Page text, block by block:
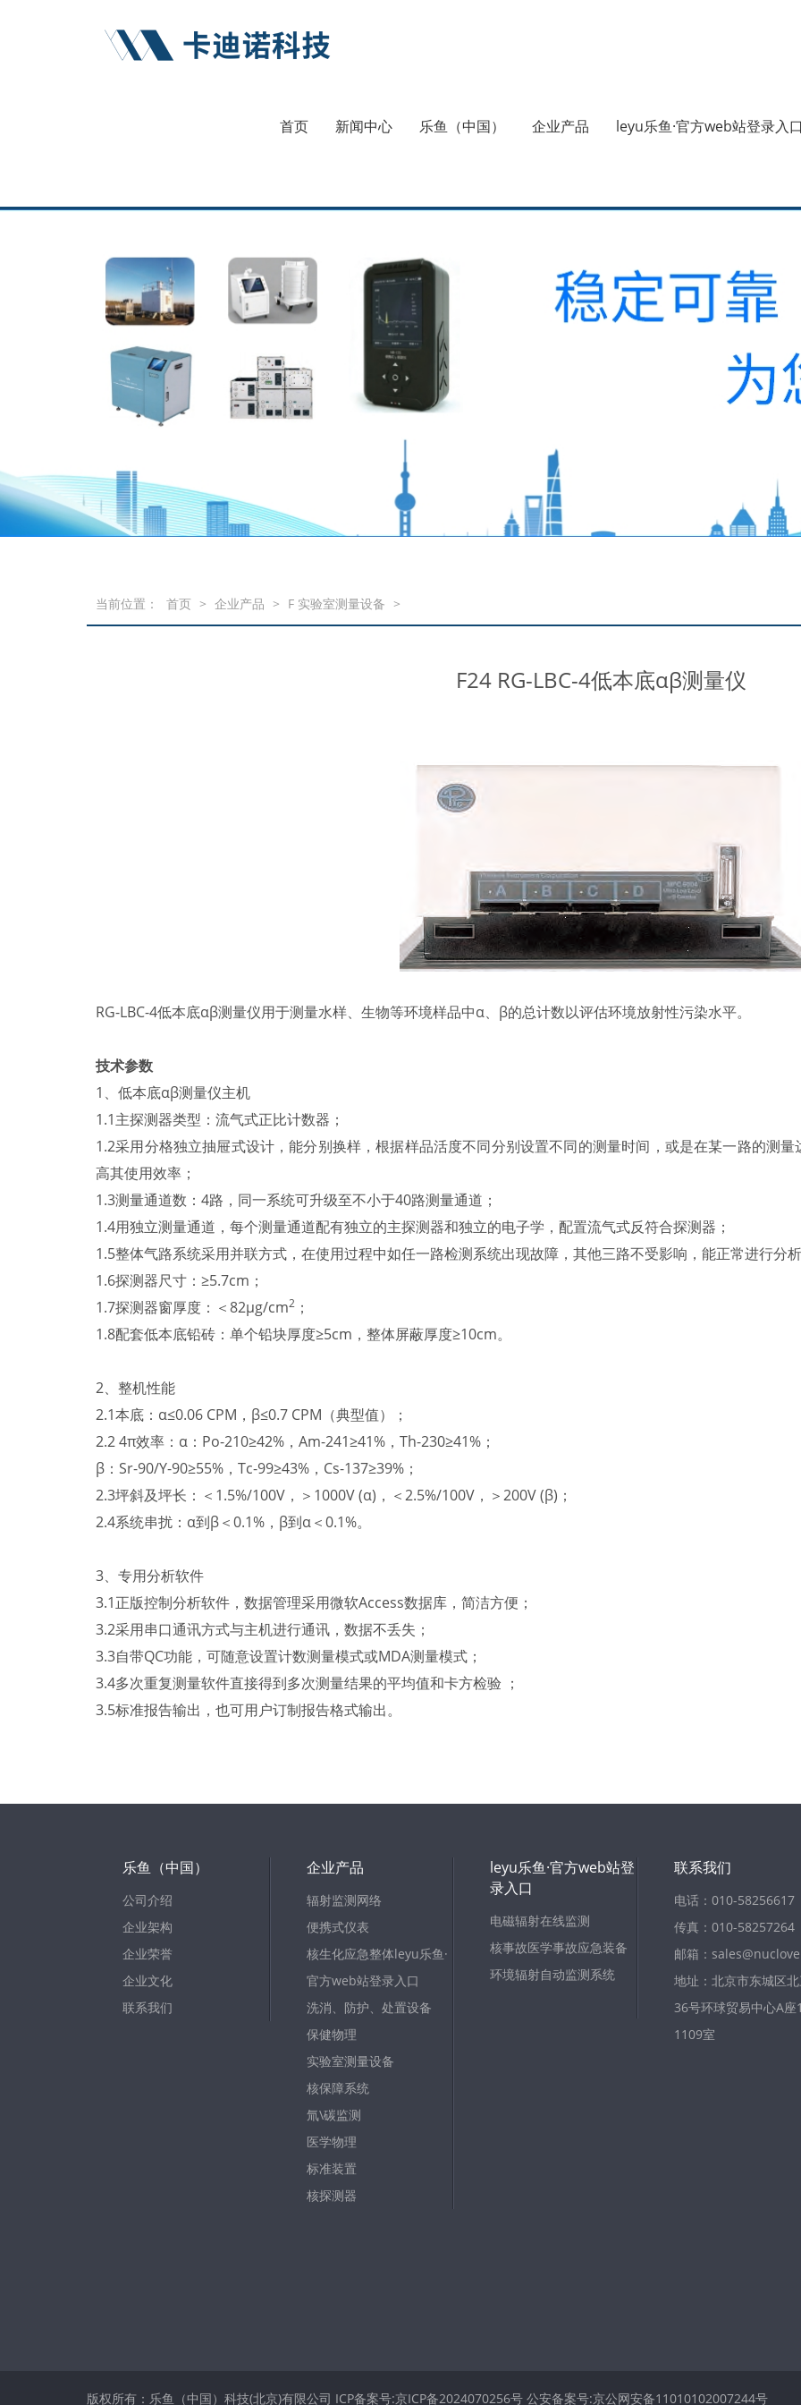
首页 新闻中心 乐鱼（中国） 企业产品 leyu乐鱼·官方web站登录入
当前位置： 首页 > 企业产品 > F 实验室测量设备 >
F24 RG-LBC-4低本底αβ测量仪
RG-LBC-4低本底αβ测量仪用于测量水样、生物等环境样品中α、β的总计数以评估环境放射性污染水平。
技术参数
1、低本底αβ测量仪主机
1.1主探测器类型：流气式正比计数器；
1.2采用分格独立抽屉式设计，能分别换样，根据样品活度不同分别设置不同的测量时间，或是在某一路的测
高其使用效率；
1.3测量通道数：4路，同一系统可升级至不小于40路测量通道；
1.4用独立测量通道，每个测量通道配有独立的主探测器和独立的电子学，配置流气式反符合探测器；
1.5整体气路系统采用并联方式，在使用过程中如任一路检测系统出现故障，其他三路不受影响，能正常进行分
1.6探测器尺寸：≥5.7cm；
1.7探测器窗厚度：＜82μg/cm2 ；
1.8配套低本底铅砖：单个铅块厚度≥5cm，整体屏蔽厚度≥10cm。
2、整机性能
2.1本底：α≤0.06 CPM，β≤0.7 CPM（典型值）；
2.2 4π效率：α：Po-210≥42%，Am-241≥41%，Th-230≥41%；
β：Sr-90/Y-90≥55%，Tc-99≥43%，Cs-137≥39%；
2.3坪斜及坪长：＜1.5%/100V，＞1000V (α)，＜2.5%/100V，＞200V (β)；
2.4系统串扰：α到β＜0.1%，β到α＜0.1%。
3、专用分析软件
3.1正版控制分析软件，数据管理采用微软Access数据库，简洁方便；
3.2采用串口通讯方式与主机进行通讯，数据不丢失；
3.3自带QC功能，可随意设置计数测量模式或MDA测量模式；
3.4多次重复测量软件直接得到多次测量结果的平均值和卡方检验 ；
3.5标准报告输出，也可用户订制报告格式输出。
乐鱼（中国）
公司介绍
企业架构
企业荣誉
企业文化
联系我们
企业产品
辐射监测网络
便携式仪表
核生化应急整体leyu乐鱼·
官方web站登录入口
洗消、防护、处置设备
保健物理
实验室测量设备
核保障系统
氚\碳监测
医学物理
标准装置
核探测器
leyu乐鱼·官方web站登
录入口
电磁辐射在线监测
核事故医学事故应急装备
环境辐射自动监测系统
联系我们
电话：010-58256617
传真：010-58257264
邮箱：
地址：北京市东城区
36号环球贸易中心A座
1109室
版权所有：乐鱼（中国）科技(北京)有限公司 ICP备案号:京ICP备2024070256号 公安备案号:京公网安备11010102007244号